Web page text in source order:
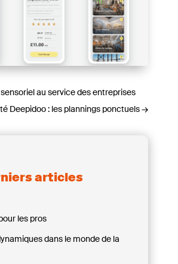
au service des entreprises
Deepidoo : les plannings ponctuels→
articles
les pros
dans le monde de la